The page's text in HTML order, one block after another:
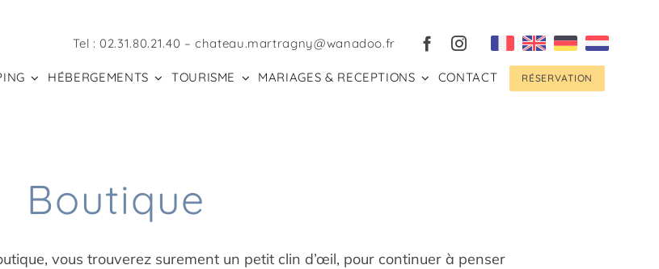
Tel :02.31.80.21.40 – chateau.martragny@wanadoo.fr
HÉBERGEMENTS TOURISME MARIAGES & RECEPTIONS CONTACT RÉSERVATION
Boutique
vous trouverez surement un petit clin d’œil, pour continuer à penser